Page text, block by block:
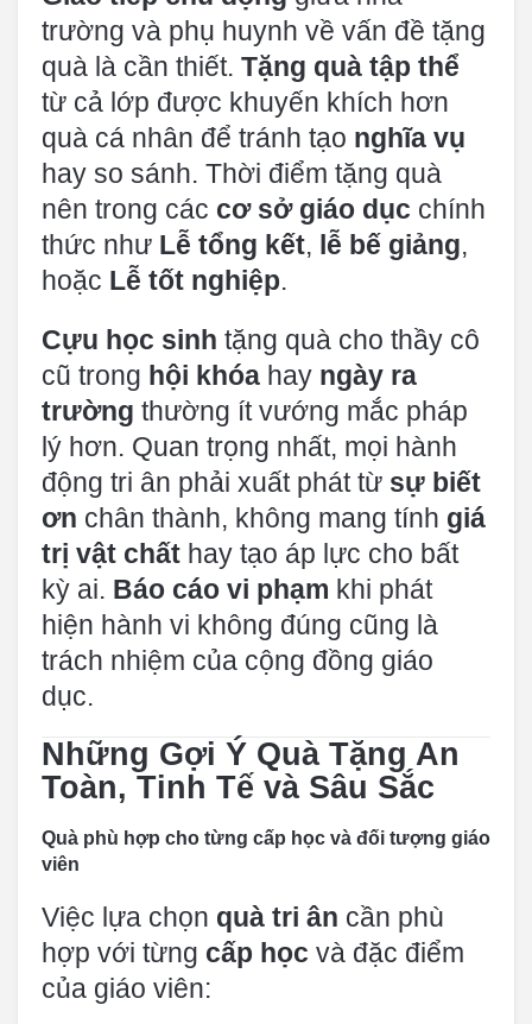
trường và phụ huynh về vấn đề tặng
quà là cần thiết. Tặng quà tập thể
từ cả lớp được khuyến khích hơn
quà cá nhân để tránh tạo nghĩa vụ
hay so sánh. Thời điểm tặng quà
nên trong các cơ sở giáo dục chính
thức như Lễ tổng kết, lễ bế giảng,
hoặc Lễ tốt nghiệp.
Cựu học sinh tặng quà cho thầy cô
cũ trong hội khóa hay ngày ra
trường thường ít vướng mắc pháp
lý hơn. Quan trọng nhất, mọi hành
động tri ân phải xuất phát từ sự biết
ơn chân thành, không mang tính giá
trị vật chất hay tạo áp lực cho bất
kỳ ai. Báo cáo vi phạm khi phát
hiện hành vi không đúng cũng là
trách nhiệm của cộng đồng giáo
dục.
Những Gợi Ý Quà Tặng An
Toàn, Tinh Tế và Sâu Sắc
Quà phù hợp cho từng cấp học và đối tượng giáo
viên
Việc lựa chọn quà tri ân cần phù
hợp với từng cấp học và đặc điểm
của giáo viên: